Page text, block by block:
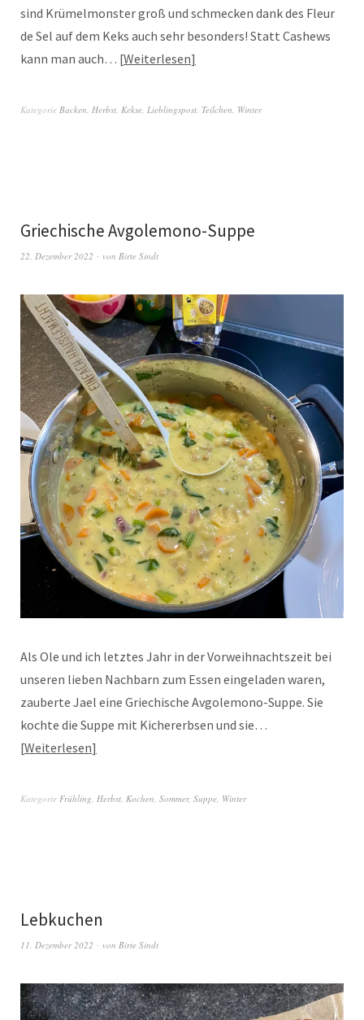
sind Krümelmonster groß und schmecken dank des Fleur
de Sel auf dem Keks auch sehr besonders! Statt Cashews
kann man auch… Weiterlesen
Kategorie Backen, Herbst, Kekse, Lieblingspost, Teilchen, Winter
Griechische Avgolemono-Suppe
22. Dezember 2022 von Birte Sindt
Als Ole und ich letztes Jahr in der Vorweihnachtszeit bei
unseren lieben Nachbarn zum Essen eingeladen waren,
zauberte Jael eine Griechische Avgolemono-Suppe. Sie
kochte die Suppe mit Kichererbsen und sie…
Weiterlesen
Kategorie Frühling, Herbst, Kochen, Sommer, Suppe, Winter
Lebkuchen
11. Dezember 2022 von Birte Sindt